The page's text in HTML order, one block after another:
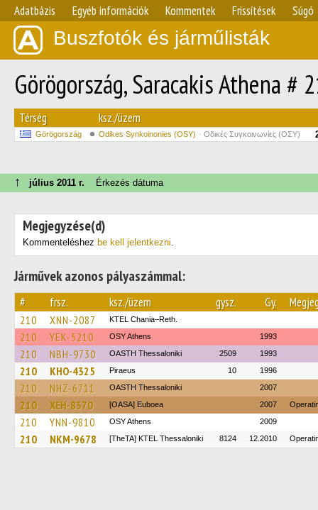
Adatbázis Egyéb információk Kommentek Frissítések Súgó
Buszfotók és járműlisták
Görögország, Saracakis Athena #
Térség ksz./üzem
Görögország Odikes Synkoinonies (OSY) Οδικές Συγκοινωνίες (ΟΣΥ)
↑ július 2011 г. Érkezés dátuma
Megjegyzése(d)
Kommenteléshez be kell jelentkezni.
Járművek azonos pályaszámmal:
# frsz. ksz./üzem gysz. Gy.
210 XNN-2087 KTEL Chania–Reth.
210 YEK-5210 OSY Athens 1993
210 NBH-9730 OASTH Thessaloniki 2509 1993
210 KHO-4325 Piraeus 10 1996
210 NHZ-6711 OASTH Thessaloniki 2007
210 XEH-8370 [OASA] Euboea 2007
210 YNN-9810 OSY Athens 2009
210 NKM-9678 [TheTA] KTEL Thessaloniki 8124 12.2010